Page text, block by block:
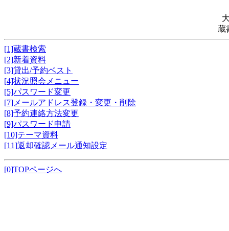
蔵
[1]蔵書検索
[2]新着資料
[3]貸出/予約ベスト
[4]状況照会メニュー
[5]パスワード変更
[7]メールアドレス登録・変更・削除
[8]予約連絡方法変更
[9]パスワード申請
[10]テーマ資料
[11]返却確認メール通知設定
[0]TOPページへ